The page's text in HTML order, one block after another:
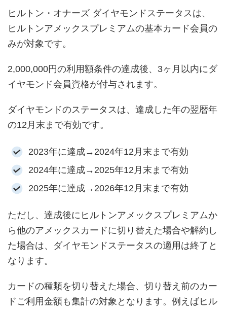
ヒルトン・オナーズ ダイヤモンドステータスは、
ヒルトンアメックスプレミアムの基本カード会員の
みが対象です。
2,000,000円の利用額条件の達成後、3ヶ月以内にダ
イヤモンド会員資格が付与されます。
ダイヤモンドのステータスは、達成した年の翌暦年
の12月末まで有効です。
2023年に達成→2024年12月末まで有効
2024年に達成→2025年12月末まで有効
2025年に達成→2026年12月末まで有効
ただし、達成後にヒルトンアメックスプレミアムか
ら他のアメックスカードに切り替えた場合や解約し
た場合は、ダイヤモンドステータスの適用は終了と
なります。
カードの種類を切り替えた場合、切り替え前のカー
ドご利用金額も集計の対象となります。例えばヒル